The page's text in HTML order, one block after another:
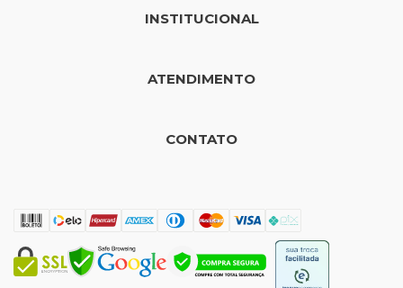
INSTITUCIONAL
ATENDIMENTO
CONTATO